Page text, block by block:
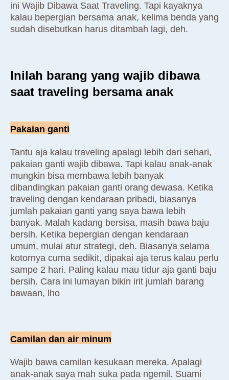
ini Wajib Dibawa Saat Traveling. Tapi kayaknya
kalau bepergian bersama anak, kelima benda yang
sudah disebutkan harus ditambah lagi, deh.
Inilah barang yang wajib dibawa
saat traveling bersama anak
Pakaian ganti
Tantu aja kalau traveling apalagi lebih dari sehari,
pakaian ganti wajib dibawa. Tapi kalau anak-anak
mungkin bisa membawa lebih banyak
dibandingkan pakaian ganti orang dewasa. Ketika
traveling dengan kendaraan pribadi, biasanya
jumlah pakaian ganti yang saya bawa lebih
banyak. Malah kadang bersisa, masih bawa baju
bersih. Ketika bepergian dengan kendaraan
umum, mulai atur strategi, deh. Biasanya selama
kotornya cuma sedikit, dipakai aja terus kalau perlu
sampe 2 hari. Paling kalau mau tidur aja ganti baju
bersih. Cara ini lumayan bikin irit jumlah barang
bawaan, lho
Camilan dan air minum
Wajib bawa camilan kesukaan mereka. Apalagi
anak-anak saya mah suka pada ngemil. Suami